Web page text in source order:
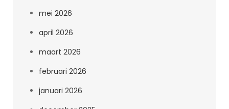
mei 2026
april 2026
maart 2026
februari 2026
januari 2026